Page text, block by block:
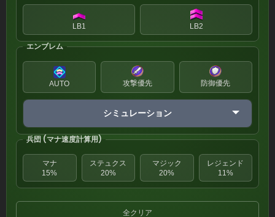
LB1 LB2
エンブレム
AUTO 攻撃優先 防御優先
シミュレーション
兵団 (マナ速度計算用)
マナ
15%
ステュクス
20%
マジック
20%
レジェンド
11%
全クリア